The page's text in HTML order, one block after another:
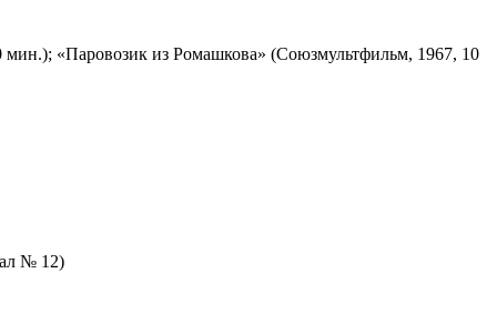
«Паровозик из Ромашкова» (Союзмультфильм, 1967, 10
№ 12)